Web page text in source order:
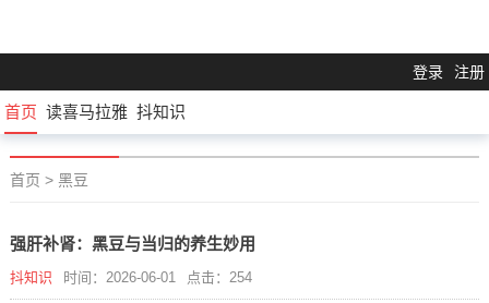
登录 注册
首页 读喜马拉雅 抖知识
首页 > 黑豆
强肝补肾：黑豆与当归的养生妙用
抖知识 时间：2026-06-01 点击：254